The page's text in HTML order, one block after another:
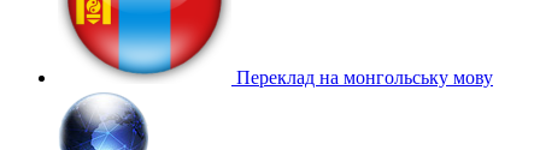
Переклад на монгольську мову